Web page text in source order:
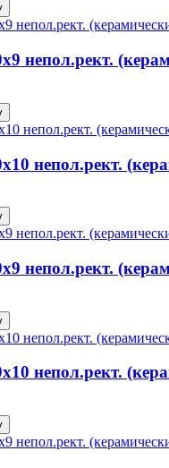
непол.рект.
непол.рект.
непол.рект.
непол.рект.